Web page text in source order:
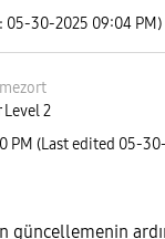
05-30-2025 09:04 PM)
Level 2
PM (Last edited ‎05-
güncellemenin